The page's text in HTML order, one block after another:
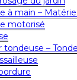
à main –
motorisé
tondeuse –